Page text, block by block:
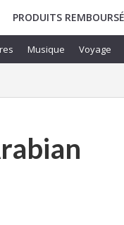
PRODUITS
Musique Voyage